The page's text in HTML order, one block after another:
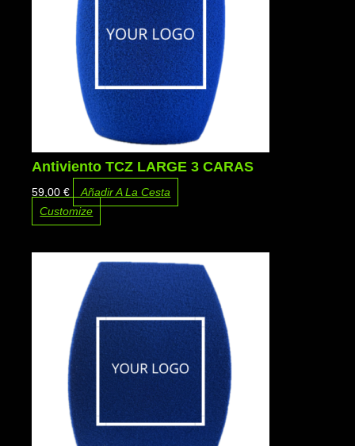
Antiviento TCZ LARGE 3 CARAS
59,00€
Añadir A La Cesta
Customize